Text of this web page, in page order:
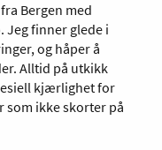
Bergen med
Jeg finner glede i
og håper å
Alltid på utkikk
kjærlighet for
som ikke skorter på